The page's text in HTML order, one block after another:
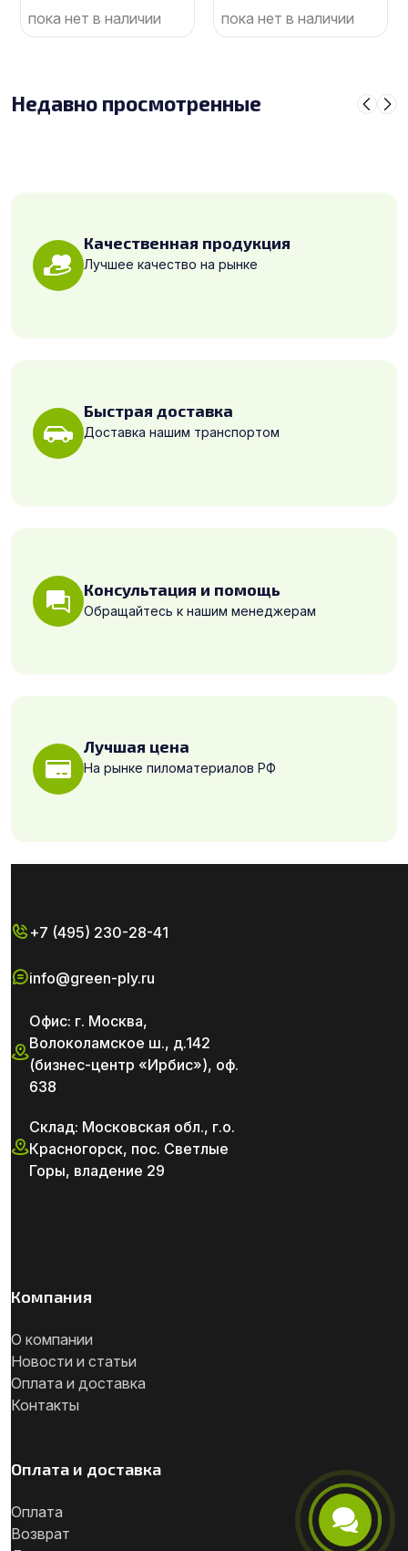
пока нет в наличии пока нет в наличии
Недавно просмотренные
Качественная продукция
Лучшее качество на рынке
Быстрая доставка
Доставка нашим транспортом
Консультация и помощь
Обращайтесь к нашим менеджерам
Лучшая цена
На рынке пиломатериалов РФ
+7 (495) 230-28-41
info@green-ply.ru
Офис: г. Москва,
Волоколамское ш., д.142
(бизнес-центр «Ирбис»), оф.
638
Склад: Московская обл., г.о.
Красногорск, пос. Светлые
Горы, владение 29
Компания
О компании
Новости и статьи
Оплата и доставка
Контакты
Оплата и доставка
Оплата
Возврат